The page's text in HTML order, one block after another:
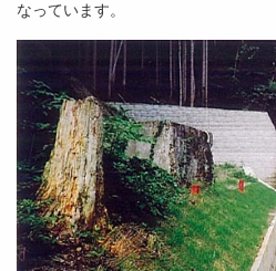
なっています。